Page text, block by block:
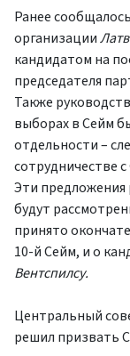
Ранее
организации
кандидатом на
председателя
Также
выборах в Сейм
отдельности –
сотрудничестве
Эти предложения
будут
принято
10-й Сейм, и о
Вентспилсу.
Центральный
решил призвать